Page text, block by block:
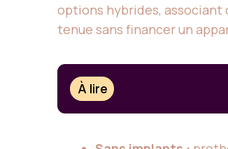
options hybrides,
tenue sans financer un
À lire